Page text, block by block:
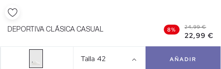
DEPORTIVA CLÁSICA CASUAL 8% 24,99 €
22,99 €
Talla 42 AÑADIR